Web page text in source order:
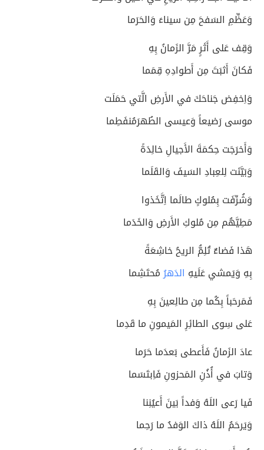
وَعَظِّمِ السَفحَ مِن سيناءَ وَالحَرَما
وَقِف عَلى أَثَرٍ مَرَّ الزَمانُ بِهِ
فَكانَ أَثبَتَ مِن أَطوادِهِ قِمَما
وَاِخفِض جَناحَكَ في الأَرضِ الَّتي حَمَلَت
موسى رَضيعاً وَعيسى الطُهرَمُنفَطِما
وَأَخرَجَت حِكمَةَ الأَجيالِ خالِدَةً
وَبَيَّنَت لِلعِبادِ السَيفَ وَالقَلَما
وَشُرِّفَت بِمُلوكٍ طالَما اِتَّخَذوا
مَطِيَّهُم مِن مُلوكِ الأَرضِ وَالخَدَما
هَذا فَضاءٌ تُلِمُّ الريحُ خاشِعَةً
بِهِ وَيَمشي عَلَيهِ الدَهرُمُحتَشِما
فَمَرحَباً بِكُما مِن طالِعينَ بِهِ
عَلى سِوى الطائِرِ المَيمونِ ما قَدِما
عادَ الزَمانُ فَأَعطى بَعدَما حَرَما
وَتابَ في أُذُنِ المَحزونِ فَاِبتَسَما
فَيا رَعى اللَهُ وَفداً بَينَ أَعيُنِنا
وَيَرحَمُ اللَهُ ذاكَ الوَفدُ ما رَحِما